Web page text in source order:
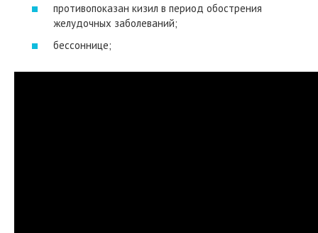
противопоказан кизил в период обострения
желудочных заболеваний;
бессоннице;